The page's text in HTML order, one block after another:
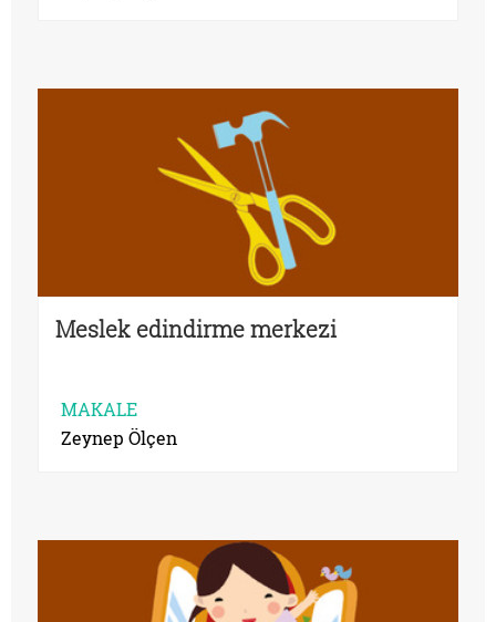
Meslek edindirme merkezi
MAKALE
Zeynep Ölçen